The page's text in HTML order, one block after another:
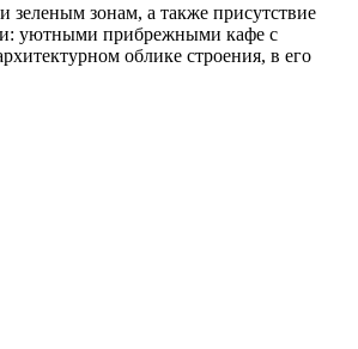
зеленым зонам, а также присутствие
уютными прибрежными кафе с
облике строения, в его